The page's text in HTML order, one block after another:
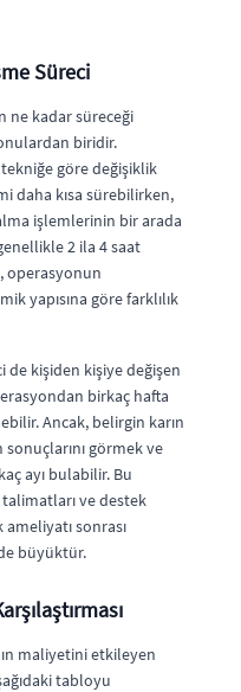
Süreci
ne kadar süreceği
biridir.
göre değişiklik
daha kısa sürebilirken,
işlemlerinin bir arada
2 ila 4 saat
operasyonun
yapısına göre farklılık
de kişiden kişiye değişen
birkaç hafta
Ancak, belirgin karın
görmek ve
ayı bulabilir. Bu
talimatları ve destek
sonrası
büyüktür.
maliyetini etkileyen
tabloyu